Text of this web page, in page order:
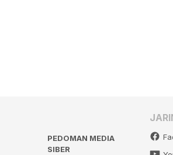
PEDOMAN MEDIA
SIBER